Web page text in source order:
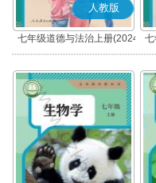
人教版
七年级道德与法治上册(2024
秋版)(部编版)
七